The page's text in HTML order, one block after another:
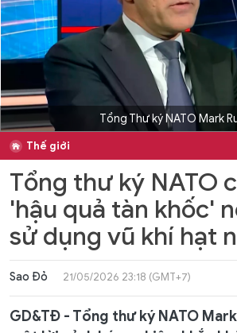
Tổng Thư ký NATO Mark
Thế giới
Tổng thư ký NATO
'hậu quả tàn khốc'
sử dụng vũ khí hạt
Sao Đỏ 21/05/2026 23:18 (GMT+7)
GD&TĐ - Tổng thư ký NATO